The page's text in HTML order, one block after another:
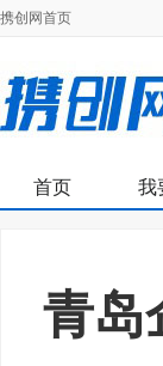
携创网首页
首页 我
青岛